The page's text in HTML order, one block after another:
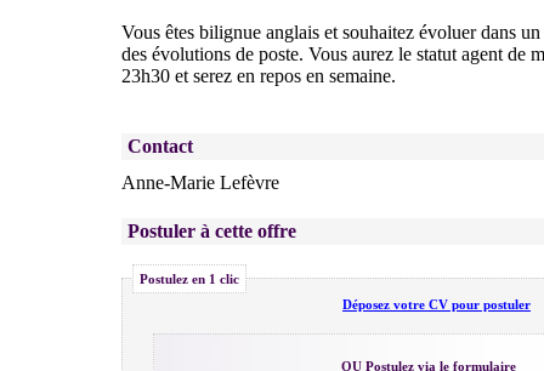
Vous êtes bilignue anglais et souhaitez évoluer dans
des évolutions de poste. Vous aurez le statut agent de
23h30 et serez en repos en semaine.
Contact
Anne-Marie Lefèvre
Postuler à cette offre
Postulez en 1 clic
Déposez votre CV pour postuler
OU Postulez via le formulaire